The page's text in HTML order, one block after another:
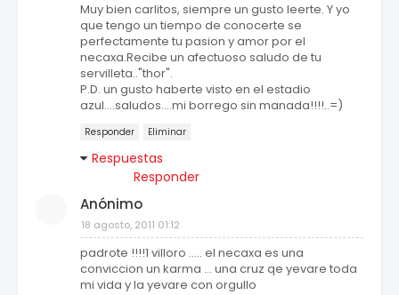
Muy bien carlitos, siempre un gusto leerte. Y yo
que tengo un tiempo de conocerte se
perfectamente tu pasion y amor por el
necaxa.Recibe un afectuoso saludo de tu
servilleta.."thor".
P.D. un gusto haberte visto en el estadio
azul....saludos....mi borrego sin manada!!!!..=)
Responder Eliminar
Respuestas
Responder
Anónimo
18 agosto, 2011 01:12
padrote !!!!1 villoro ..... el necaxa es una
conviccion un karma ... una cruz qe yevare toda
mi vida y la yevare con orgullo